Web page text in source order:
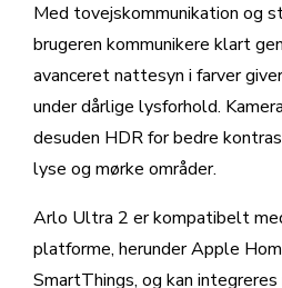
Med tovejskommunikation og
brugeren kommunikere klart
avanceret nattesyn i farver
under dårlige lysforhold.
desuden HDR for bedre
lyse og mørke områder.
Arlo Ultra 2 er kompatibelt
platforme, herunder Apple
SmartThings, og kan integreres